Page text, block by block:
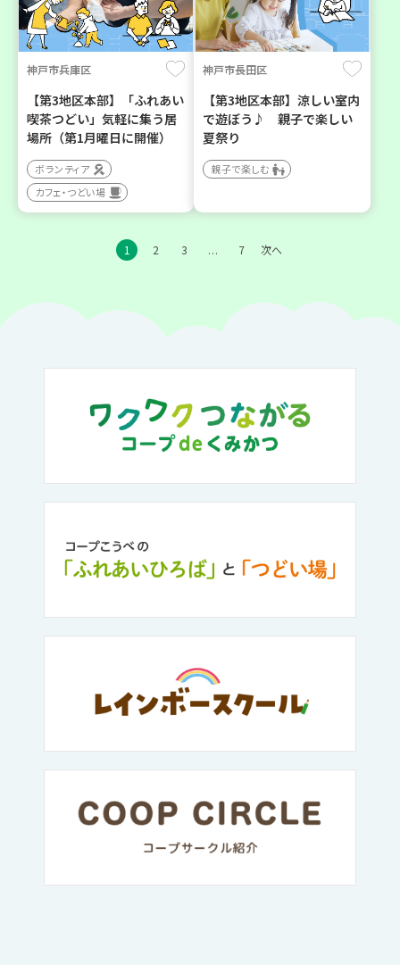
神戸市兵庫区
【第3地区本部】「ふれあい
喫茶つどい」気軽に集う居
場所（第1月曜日に開催）
ボランティア
カフェ・つどい場
神戸市長田区
【第3地区本部】涼しい室内
で遊ぼう♪ 親子で楽しい
夏祭り
親子で楽しむ
1 2 3 … 7 次へ